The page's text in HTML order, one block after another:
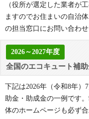
（役所が選定した業者が
ますのでお住まいの自治
の担当窓口にお問い合わせ
2026～2027年度
全国のエコキュート補
下記は2026年（令和8年
助金・助成金の一例です
体のホームページも必ず